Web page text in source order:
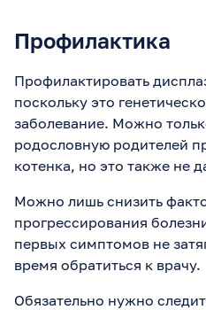
Профилактика
Профилактировать
поскольку это
заболевание. Можно
родословную родителей
котенка, но это также не
Можно лишь снизить
прогрессирования
первых симптомов не
время обратиться к врачу.
Обязательно нужно